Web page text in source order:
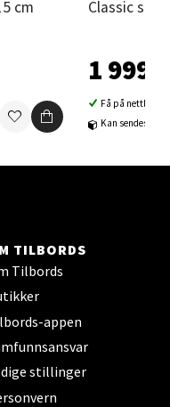
Classic
1 999,-
Få på nettlager
Kan sendes til
TILBORDS
Tilbords
appen
stillinger
Velg
Steinkjer